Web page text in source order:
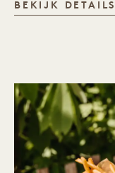
BEKIJK DETAILS